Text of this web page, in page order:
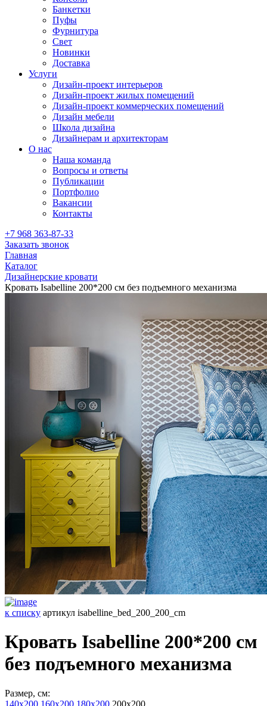
Банкетки
Пуфы
Фурнитура
Свет
Новинки
Доставка
Услуги
Дизайн-проект интерьеров
Дизайн-проект жилых помещений
Дизайн-проект коммерческих помещений
Дизайн мебели
Школа дизайна
Дизайнерам и архитекторам
О нас
Наша команда
Вопросы и ответы
Публикации
Портфолио
Вакансии
Контакты
+7 968 363-87-33
Заказать звонок
Главная
Каталог
Дизайнерские кровати
Кровать Isabelline 200*200 см без подъемного механизма
к списку артикул isabelline_bed_200_200_cm
Кровать Isabelline 200*200 см
без подъемного механизма
Размер, см:
140х200 160х200 180х200 200х200